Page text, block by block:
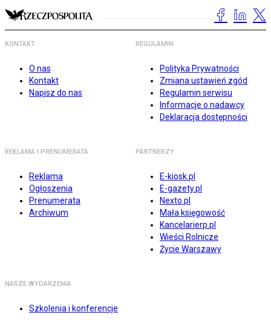
KONTAKT
O nas
Kontakt
Napisz do nas
REGULAMIN
Polityka Prywatności
Zmiana ustawień zgód
Regulamin serwisu
Informacje o nadawcy
Deklaracja dostępności
REKLAMA I PRENUMERATA
Reklama
Ogłoszenia
Prenumerata
Archiwum
PARTNERZY
E-kiosk.pl
E-gazety.pl
Nexto.pl
Mała księgowość
Kancelarierp.pl
Wieści Rolnicze
Życie Warszawy
NASZE WYDARZENIA
Szkolenia i konferencje